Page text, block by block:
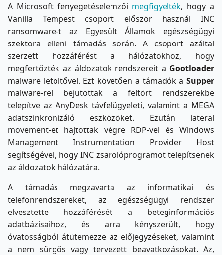
A Microsoft fenyegetéselemzői megfigyelték, hogy a
Vanilla Tempest csoport először használ INC
ransomware-t az Egyesült Államok egészségügyi
szektora elleni támadás során. A csoport azáltal
szerzett hozzáférést a hálózatokhoz, hogy
megfertőzték az áldozatok rendszereit a Gootloader
malware letöltővel. Ezt követően a támadók a Supper
malware-rel bejutottak a feltört rendszerekbe
telepítve az AnyDesk távfelügyeleti, valamint a MEGA
adatszinkronizáló eszközöket. Ezután lateral
movement-et hajtottak végre RDP-vel és Windows
Management Instrumentation Provider Host
segítségével, hogy INC zsarolóprogramot telepítsenek
az áldozatok hálózatára.
A támadás megzavarta az informatikai és
telefonrendszereket, az egészségügyi rendszer
elvesztette hozzáférését a beteginformációs
adatbázisaihoz, és arra kényszerült, hogy
óvatosságból átütemezze az előjegyzéseket, valamint
a nem sürgős vagy tervezett beavatkozásokat. Az,